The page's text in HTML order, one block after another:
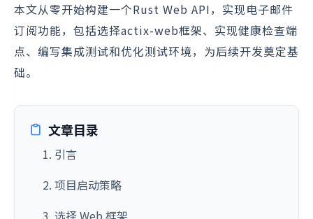
本文从零开始构建一个Rust Web API，实现电子邮件
订阅功能，包括选择actix-web框架、实现健康检查端
点、编写集成测试和优化测试环境，为后续开发奠定基
础。
文章目录
1. 引言
2. 项目启动策略
3. 选择 Web 框架